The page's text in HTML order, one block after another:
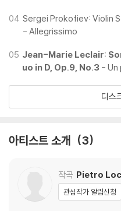
04 Sergei Prokofiev: Violin
- Allegrissimo
05 Jean-Marie Leclair:
uo in D, Op.9, No.3 - Un
디스
아티스트 소개 3
작곡 Pietro
관심작가 알림신청